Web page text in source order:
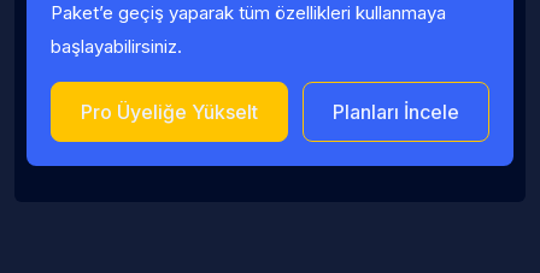
Paket’e geçiş yaparak tüm özellikleri kullanmaya
başlayabilirsiniz.
Pro Üyeliğe Yükselt Planları İncele